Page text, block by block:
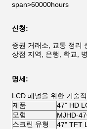
span>60000hours
신청:
증권 거래소, 교통 정리
상점 지역, 은행, 학교,
명세:
LCD 패널을 위한 기술
제품
47" HD
모형
MJHD-
스크린 유형
47" TFT